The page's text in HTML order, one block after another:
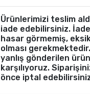
Ürünlerimizi teslim
iade edebilirsiniz.
hasar görmemiş,
olması
yanlış gönderilen
karşılıyoruz.
önce iptal